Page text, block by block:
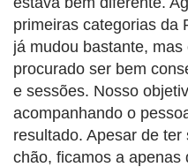
primeiras categorias da
já mudou bastante,
procurado ser bem
e sessões. Nosso
acompanhando o
resultado. Apesar de
chão, ficamos a apenas